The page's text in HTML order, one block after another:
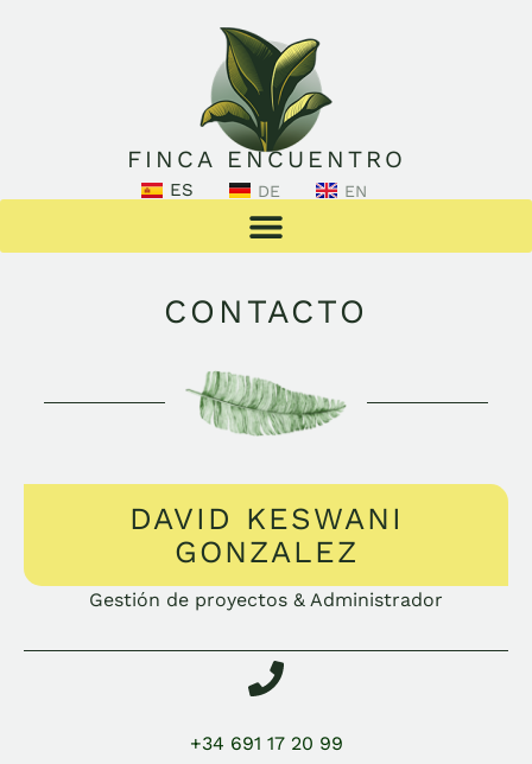
FINCA ENCUENTRO
ES DE EN
CONTACTO
DAVID KESWANI
GONZALEZ
Gestión de proyectos & Administrador
+34 691 17 20 99